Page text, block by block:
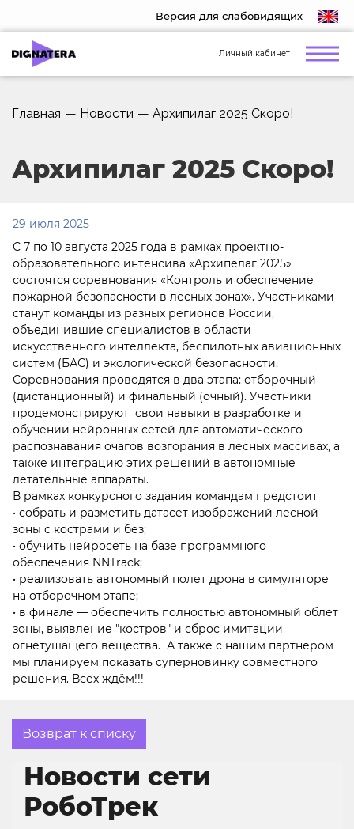
Версия для слабовидящих
Личный кабинет
Главная — Новости — Архипилаг 2025 Скоро!
Архипилаг 2025 Скоро!
29 июля 2025
С 7 по 10 августа 2025 года в рамках проектно-
образовательного интенсива «Архипелаг 2025»
состоятся соревнования «Контроль и обеспечение
пожарной безопасности в лесных зонах». Участниками
станут команды из разных регионов России,
объединившие специалистов в области
искусственного интеллекта, беспилотных авиационных
систем (БАС) и экологической безопасности.
Соревнования проводятся в два этапа: отборочный
(дистанционный) и финальный (очный). Участники
продемонстрируют свои навыки в разработке и
обучении нейронных сетей для автоматического
распознавания очагов возгорания в лесных массивах, а
также интеграцию этих решений в автономные
летательные аппараты.
В рамках конкурсного задания командам предстоит
• собрать и разметить датасет изображений лесной
зоны с кострами и без;
• обучить нейросеть на базе программного
обеспечения NNTrack;
• реализовать автономный полет дрона в симуляторе
на отборочном этапе;
• в финале — обеспечить полностью автономный облет
зоны, выявление "костров" и сброс имитации
огнетушащего вещества. А также с нашим партнером
мы планируем показать суперновинку совместного
решения. Всех ждём!!!
Возврат к списку
Новости сети
РобоТрек